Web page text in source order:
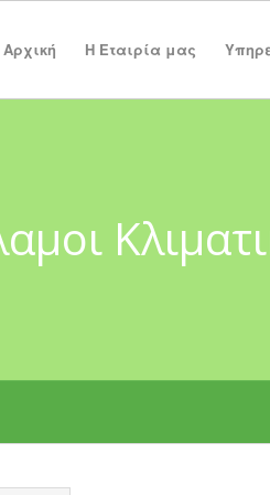
Αρχική Η Εταιρία μας